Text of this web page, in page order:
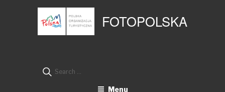
FOTOPOLSKA
Search
Menu
Panel zarządzania plikami cookies